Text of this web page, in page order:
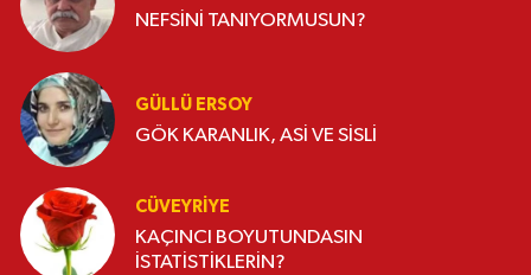
NEFSİNİ TANIYORMUSUN?
GÜLLÜ ERSOY
GÖK KARANLIK, ASİ VE SİSLİ
CÜVEYRIYE
KAÇINCI BOYUTUNDASIN
İSTATİSTİKLERİN?